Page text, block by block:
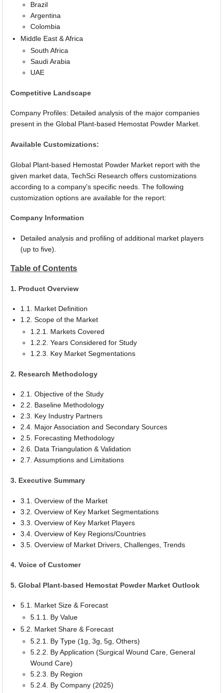
Brazil
Argentina
Colombia
Middle East & Africa
South Africa
Saudi Arabia
UAE
Competitive Landscape
Company Profiles: Detailed analysis of the major companies
present in the Global Plant-based Hemostat Powder Market.
Available Customizations:
Global Plant-based Hemostat Powder Market report with the
given market data, TechSci Research offers customizations
according to a company's specific needs. The following
customization options are available for the report:
Company Information
Detailed analysis and profiling of additional market players
(up to five).
Table of Contents
1. Product Overview
1.1. Market Definition
1.2. Scope of the Market
1.2.1. Markets Covered
1.2.2. Years Considered for Study
1.2.3. Key Market Segmentations
2. Research Methodology
2.1. Objective of the Study
2.2. Baseline Methodology
2.3. Key Industry Partners
2.4. Major Association and Secondary Sources
2.5. Forecasting Methodology
2.6. Data Triangulation & Validation
2.7. Assumptions and Limitations
3. Executive Summary
3.1. Overview of the Market
3.2. Overview of Key Market Segmentations
3.3. Overview of Key Market Players
3.4. Overview of Key Regions/Countries
3.5. Overview of Market Drivers, Challenges, Trends
4. Voice of Customer
5. Global Plant-based Hemostat Powder Market Outlook
5.1. Market Size & Forecast
5.1.1. By Value
5.2. Market Share & Forecast
5.2.1. By Type (1g, 3g, 5g, Others)
5.2.2. By Application (Surgical Wound Care, General
Wound Care)
5.2.3. By Region
5.2.4. By Company (2025)